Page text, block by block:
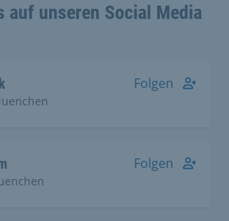
auf unseren Social Media
Folgen
Folgen